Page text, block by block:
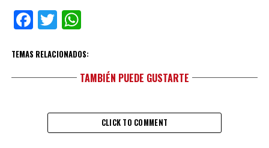
Facebook
TwitterWhatsApp
TEMAS RELACIONADOS:
TAMBIÉN PUEDE GUSTARTE
CLICK TO COMMENT